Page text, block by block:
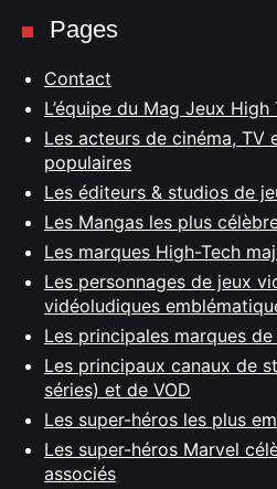
Pages
Contact
L’équipe du Mag Jeux High
Les acteurs de cinéma, TV
populaires
Les éditeurs & studios de
Les Mangas les plus
Les marques High-Tech
Les personnages de jeux
vidéoludiques
Les principales marques
Les principaux canaux de
séries) et de VOD
Les super-héros les plus
Les super-héros Marvel
associés